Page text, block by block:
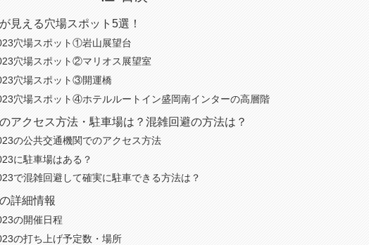
見える穴場スポット5選！
穴場スポット①岩山展望台
穴場スポット②マリオス展望室
穴場スポット③開運橋
穴場スポット④ホテルルートイン盛岡南インターの高層階
アクセス方法・駐車場は？混雑回避の方法は？
の公共交通機関でのアクセス方法
に駐車場はある？
で混雑回避して確実に駐車できる方法は？
詳細情報
の開催日程
の打ち上げ予定数・場所